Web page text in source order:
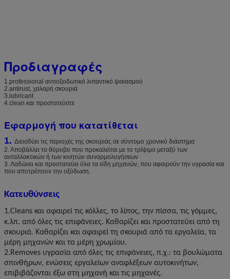
Προδιαγραφές
1.professional αντιοξειδωτικό λιπαντικό ψεκασμού
2.antirust, χαλαρή σκουριά
3.lubricant
4.clean και προστατεύστε
Εφαρμογή που κατατίθεται
1. Διεισδύει τις περιοχές της σκουριάς σε σύντομο χρονικό διάστημα
2. Αποβάλλει το θόρυβο που προκαλείται με το τρίψιμο μεταξύ των
ανταλλακτικών ή των κινητών συναρμολογήσεων
3. Λαδώνει και προστατεύει όλα τα είδη μηχανών, που αφαιρούν την υγρασία και
που αποτρέπουν την οξύδωση.
Κατευθύνσεις
1.Cleans και αφαιρεί τις κόλλες, το λίπος, την πίσσα, τις γόμμες,
κ.λπ. από όλες τις επιφάνειες. Καθαρίζει και προστατεύει από τη
σκουριά. Καθαρίζει και αφαιρεί τη σκουριά από τα εργαλεία, τα
μέρη μηχανών και τα μέρη χρωμίου.
2.Removes υγρασία από όλες τις επιφάνειες, π.χ.: τα βουλώματα
σπινθήρων, ενώσεις εργαλείων αναφλέξεων αυτοκινήτων,
επιβιβάζονται έξω στη μηχανή και τις μηχανές.